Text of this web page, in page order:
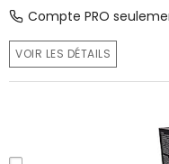
Compte PRO
VOIR LES DÉTAILS